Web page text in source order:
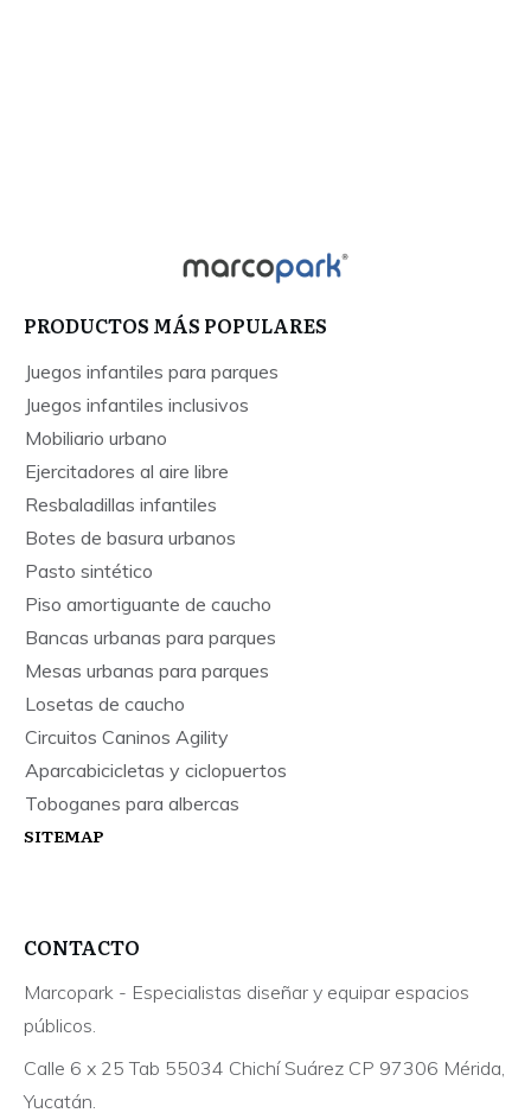
PRODUCTOS MÁS POPULARES
Juegos infantiles para parques
Juegos infantiles inclusivos
Mobiliario urbano
Ejercitadores al aire libre
Resbaladillas infantiles
Botes de basura urbanos
Pasto sintético
Piso amortiguante de caucho
Bancas urbanas para parques
Mesas urbanas para parques
Losetas de caucho
Circuitos Caninos Agility
Aparcabicicletas y ciclopuertos
Toboganes para albercas
SITEMAP
CONTACTO
Marcopark - Especialistas diseñar y equipar espacios
públicos.
Calle 6 x 25 Tab 55034 Chichí Suárez CP 97306 Mérida,
Yucatán.